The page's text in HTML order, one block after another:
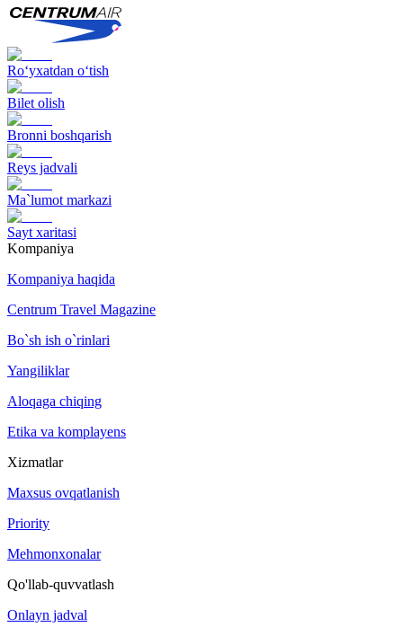
Ro‘yxatdan o‘tish
Bilet olish
Bronni boshqarish
Reys jadvali
Ma`lumot markazi
Sayt xaritasi
Kompaniya
Kompaniya haqida
Centrum Travel Magazine
Bo`sh ish o`rinlari
Yangiliklar
Aloqaga chiqing
Etika va komplayens
Xizmatlar
Maxsus ovqatlanish
Priority
Mehmonxonalar
Qo'llab-quvvatlash
Onlayn jadval